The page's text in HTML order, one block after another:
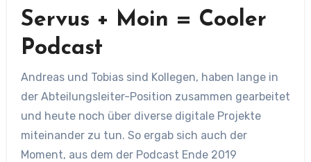
Servus + Moin = Cooler
Podcast
Andreas und Tobias sind Kollegen, haben lange in
der Abteilungsleiter-Position zusammen gearbeitet
und heute noch über diverse digitale Projekte
miteinander zu tun. So ergab sich auch der
Moment, aus dem der Podcast Ende 2019